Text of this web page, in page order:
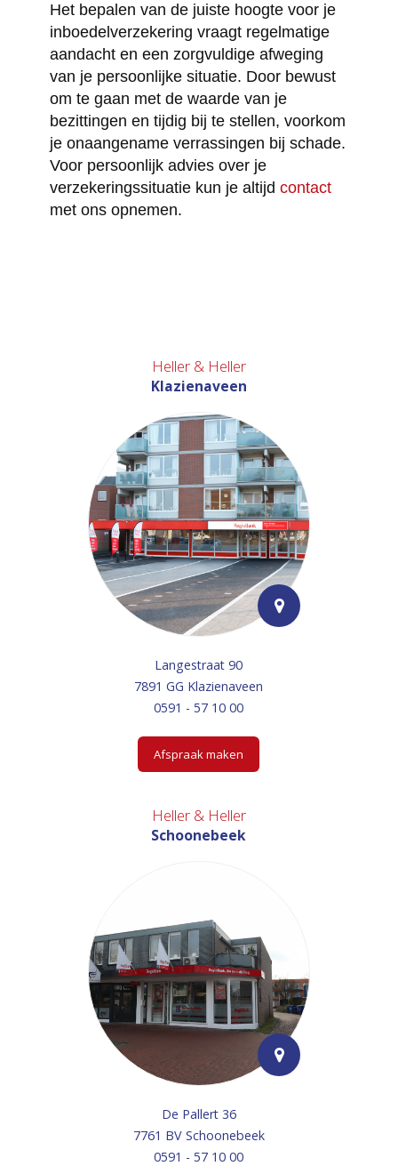
Het bepalen van de juiste hoogte voor je
inboedelverzekering vraagt regelmatige
aandacht en een zorgvuldige afweging
van je persoonlijke situatie. Door bewust
om te gaan met de waarde van je
bezittingen en tijdig bij te stellen, voorkom
je onaangename verrassingen bij schade.
Voor persoonlijk advies over je
verzekeringssituatie kun je altijd contact
met ons opnemen.
Heller & Heller
Klazienaveen
Langestraat 90
7891 GG Klazienaveen
0591 - 57 10 00
Afspraak maken
Heller & Heller
Schoonebeek
De Pallert 36
7761 BV Schoonebeek
0591 - 57 10 00